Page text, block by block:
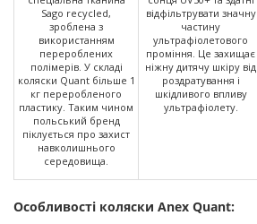
Sago recycled,
зроблена з
використанням
перероблених
полімерів. У складі
коляски Quant більше 1
кг переробленого
пластику. Таким чином
польський бренд
піклується про захист
навколишнього
середовища.
відфільтрувати значну
частину
ультрафіолетового
проміння. Це захищає
ніжну дитячу шкіру від
роздратування і
шкідливого впливу
ультрафіолету.
Особливості коляски Anex Quant: